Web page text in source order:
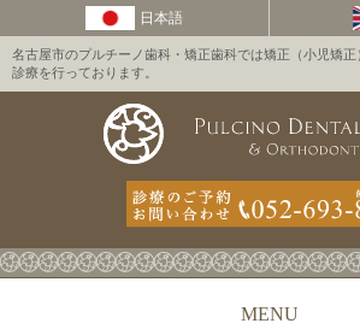
名古屋市のプルチーノ歯科・矯正歯科では矯正（小児矯
診療を行っております。
MENU